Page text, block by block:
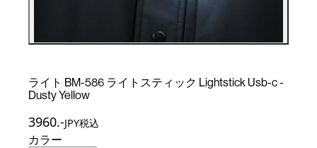
ライト BM-586 ライトスティック Lightstick Usb-c -
Dusty Yellow
3960.-JPY税込
カラー